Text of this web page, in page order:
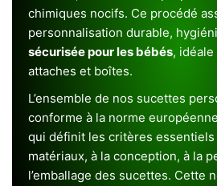
chimiques nocifs. Ce procédé
personnalisation durable,
sécurisée pour les bébés,
attaches et boîtes.
L’ensemble de nos sucettes
conforme à la norme européenne
qui définit les critères
matériaux, à la conception, à la
l’emballage des sucettes. Cette